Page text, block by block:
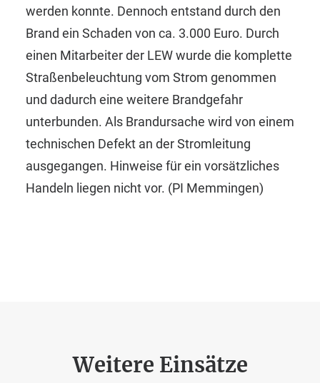
werden konnte. Dennoch entstand durch den
Brand ein Schaden von ca. 3.000 Euro. Durch
einen Mitarbeiter der LEW wurde die komplette
Straßenbeleuchtung vom Strom genommen
und dadurch eine weitere Brandgefahr
unterbunden. Als Brandursache wird von einem
technischen Defekt an der Stromleitung
ausgegangen. Hinweise für ein vorsätzliches
Handeln liegen nicht vor. (PI Memmingen)
Weitere Einsätze